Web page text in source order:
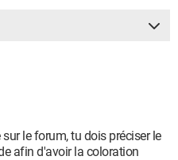
>fetch();
= $userinfo['mail'];
le forum, tu dois préciser le
afin d'avoir la coloration